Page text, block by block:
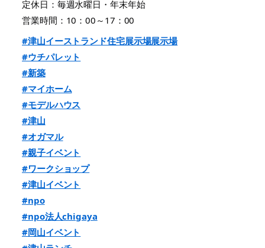
定休日：毎週水曜日・年末年始
営業時間：10：00～17：00
#津山イーストランド住宅展示場展示場
#ウチパレット
#新築
#マイホーム
#モデルハウス
#津山
#オガマル
#親子イベント
#ワークショップ
#津山イベント
#npo
#npo法人chigaya
#岡山イベント